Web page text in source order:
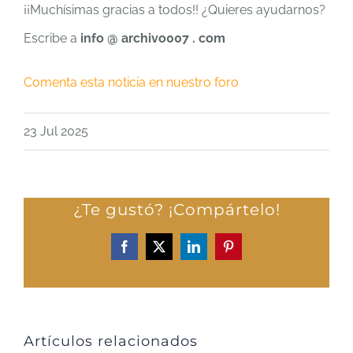
¡¡Muchísimas gracias a todos!! ¿Quieres ayudarnos?
Escribe a info @ archivo007 . com
Comenta esta noticia en nuestro foro
23 Jul 2025
¿Te gustó? ¡Compártelo!
Facebook
X LinkedInPinterest
Artículos relacionados